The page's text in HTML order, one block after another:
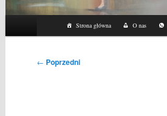
menu
Strona główna O nas
Nawigacja
← Poprzedni